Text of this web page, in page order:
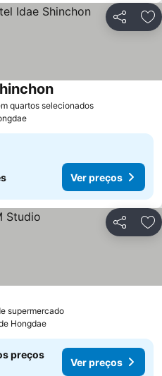
Partilhar
quartos selecionadosVer preços
Ver preços
Ver preços
Partilhar
supermercadoVer preços
Hongdae
preços
Ver preços